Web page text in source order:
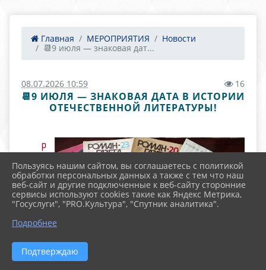
Главная МЕРОПРИЯТИЯ
Новости
📆9 июля — знаковая дат...
08.07.2026 10:59 16
📆9 ИЮЛЯ — ЗНАКОВАЯ ДАТА В ИСТОРИИ
ОТЕЧЕСТВЕННОЙ ЛИТЕРАТУРЫ!
Пользуясь нашим сайтом, вы соглашаетесь с политикой
обработки персональных данных а также с тем что наш
веб-сайт и другие подключенные к веб-сайту сторонние
сервисы используют cookies такие как Яндекс Метрика,
"Госуслуги", "PRO.Культура", "Спутник аналитика".
Подробнее
Подтверждаю